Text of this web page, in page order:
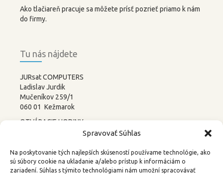
Spravovať Súhlas
Na poskytovanie tých najlepších skúseností používame technológie, ako
sú súbory cookie na ukladanie a/alebo prístup k informáciám o
zariadení. Súhlas s týmito technológiami nám umožní spracovávať
Ako tlačiareň pracuje sa môžete prísť pozrieť priamo k nám
do firmy.
Tu nás nájdete
JURsat COMPUTERS
Ladislav Jurdik
Mučeníkov 259/1
060 01 Kežmarok
OTVÁRACIE HODINY:
PONDELOK – PIATOK
SOBOTA – NEDEĽA
ZATVORENÉ